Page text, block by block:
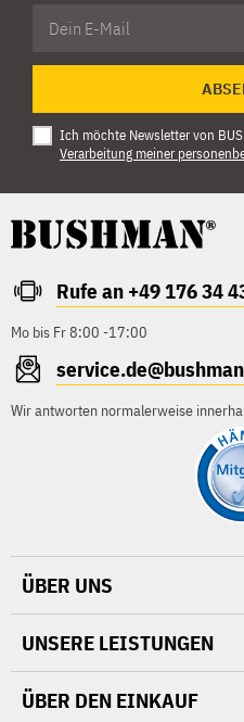
Ich möchte Newsletter von
Verarbeitung meiner
Rufe an +49 176 34
Mo bis Fr 8:00 -17:00
Wir antworten normalerweise
ÜBER UNS
UNSERE LEISTUNGEN
ÜBER DEN EINKAUF